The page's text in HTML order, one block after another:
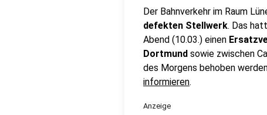
Der Bahnverkehr im Raum
defekten Stellwerk. Das
Abend (10.03.) einen
Dortmund sowie zwischen
des Morgens behoben
informieren.
Anzeige